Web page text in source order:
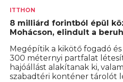
ITTHON
8 milliárd forintból épül
Mohácson, elindult a
Megépítik a kikötő fogadó
300 méternyi partfalat
hajóállást alakítanak ki,
szabadtéri konténer tárolót